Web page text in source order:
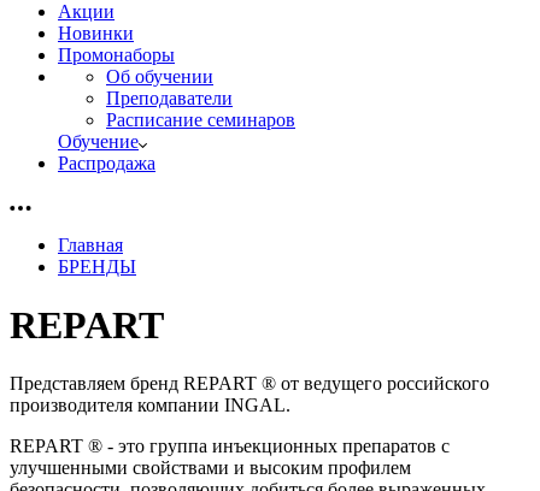
Акции
Новинки
Промонаборы
Об обучении
Преподаватели
Расписание семинаров
Обучение
Распродажа
Главная
БРЕНДЫ
REPART
Представляем бренд REPART ® от ведущего российского
производителя компании INGAL.
REPART ® - это группа инъекционных препаратов с
улучшенными свойствами и высоким профилем